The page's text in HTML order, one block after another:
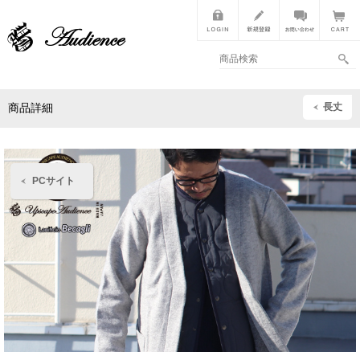
PCサイト
商品詳細 長丈